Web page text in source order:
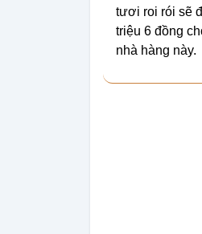
tươi roi rói sẽ
triệu 6 đồng
nhà hàng này.